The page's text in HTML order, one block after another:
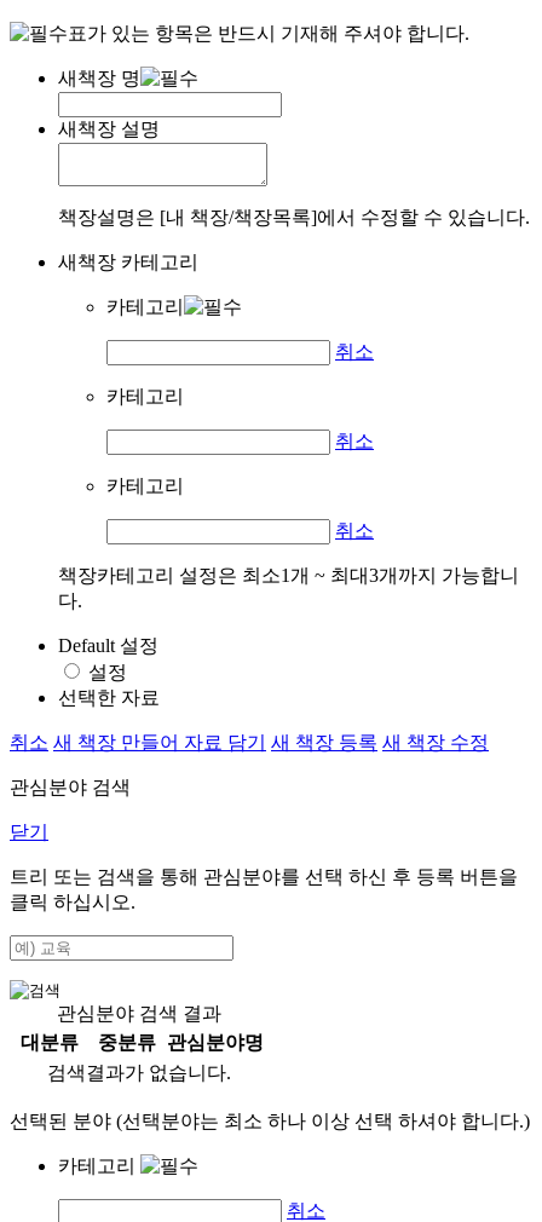
표가 있는 항목은 반드시 기재해 주셔야 합니다.
새책장 명
새책장 설명
책장설명은 [내 책장/책장목록]에서 수정할 수 있습니다.
새책장 카테고리
카테고리
취소
카테고리
취소
카테고리
취소
책장카테고리 설정은 최소1개 ~ 최대3개까지 가능합니
다.
Default 설정
설정
선택한 자료
취소 새 책장 만들어 자료 담기 새 책장 등록 새 책장 수정
관심분야 검색
닫기
트리 또는 검색을 통해 관심분야를 선택 하신 후 등록 버튼을
클릭 하십시오.
관심분야 검색 결과
대분류
중분류
관심분야명
검색결과가 없습니다.
선택된 분야 (선택분야는 최소 하나 이상 선택 하셔야 합니다.)
카테고리
취소